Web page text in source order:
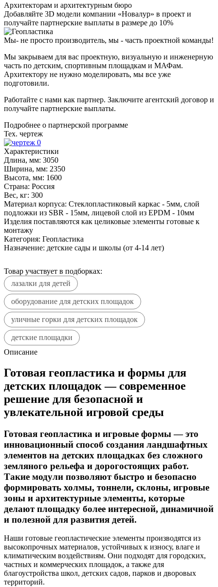
Архитекторам и архитектурным бюро
Добавляйте 3D модели компании «Новалур» в проект и
получайте партнерские выплаты в размере до 10%
Мы- не просто производитель, мы - часть проектной команды!
Мы закрываем для вас проектную, визуальную и инженерную
часть по детским, спортивным площадкам и МАФам.
Архитектору не нужно моделировать, мы все уже
подготовили.
Работайте с нами как партнер. Заключите агентский договор и
получайте партнерские выплаты.
Подробнее о партнерской программе
Тех. чертеж
Характеристики
Длина, мм: 3050
Ширина, мм: 2350
Высота, мм: 1600
Страна: Россия
Вес, кг: 300
Материал корпуса: Стеклопластиковый каркас - 5мм, слой
подложки из SBR - 15мм, лицевой слой из EPDM - 10мм
Изделия поставляются как целиковые элементы готовые к
монтажу
Категория: Геопластика
Назначение: детские сады и школы (от 4-14 лет)
Товар участвует в подборках:
лазалки для детей
оборудование для детских площадок
уличные горки для детских площадок
детские площадки
Описание
Готовая геопластика и формы для
детских площадок — современное
решение для безопасной и
увлекательной игровой среды
Готовая геопластика и игровые формы — это
инновационный способ создания ландшафтных
элементов на детских площадках без сложного
земляного рельефа и дорогостоящих работ.
Такие модули позволяют быстро и безопасно
формировать холмы, тоннели, склоны, игровые
зоны и архитектурные элементы, которые
делают площадку более интересной, динамичной
и полезной для развития детей.
Наши готовые геопластические элементы производятся из
высокопрочных материалов, устойчивых к износу, влаге и
климатическим воздействиям. Они подходят для городских,
частных и коммерческих площадок, а также для
благоустройства школ, детских садов, парков и дворовых
территорий.